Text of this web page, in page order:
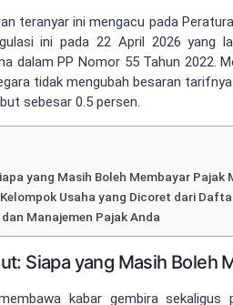
teranyar ini mengacu pada
ini pada 22 April 2026 yang
dalam PP Nomor 55 Tahun 2022.
tidak mengubah besaran
sebesar 0.5 persen.
yang Masih Boleh Membayar Pajak
Usaha yang Dicoret dari
Manajemen Pajak Anda
Siapa yang Masih Boleh
kabar gembira